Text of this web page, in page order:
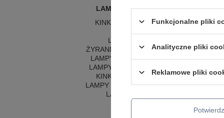
LAMPY WEWNĘTRZNE
KINKIETY NAD LUSTRO
LAMPKI NOCNE
ŻYRANDOLE KRYSZTAŁOWE
LAMPY WISZĄCE CZARNE
LAMPY WISZĄCE - OKRĘGI
KINKIETY DO SYPIALNI
LAMPY SUFITOWE OKRĄGŁE
LAMPY WISZĄCE
Funkcjonalne pliki
Analityczne pliki
Reklamowe pliki